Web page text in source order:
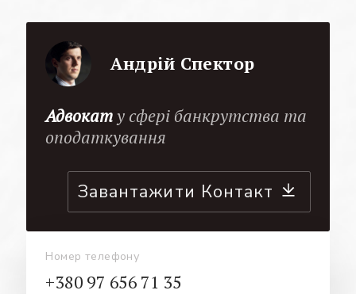
Андрій Спектор
Адвокату сфері банкрутства та
оподаткування
Завантажити Контакт
Номер телефону
+380 97 656 71 35